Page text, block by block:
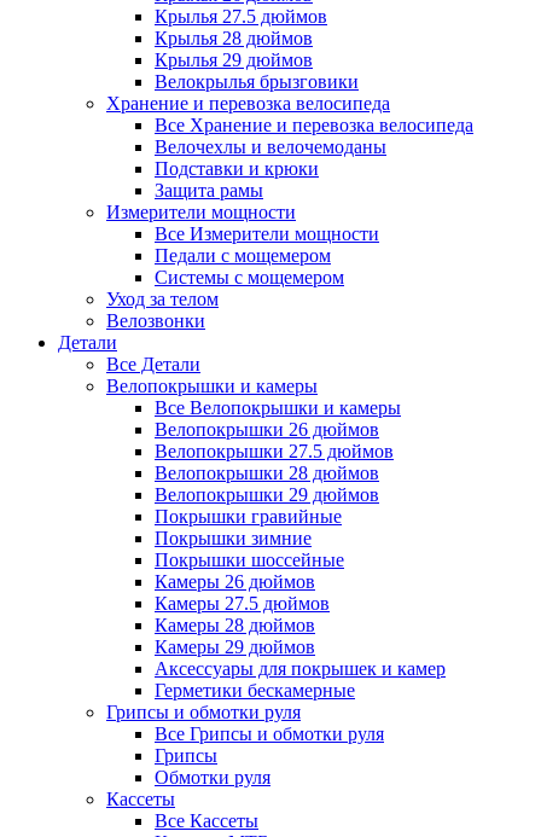
Крылья 27.5 дюймов
Крылья 28 дюймов
Крылья 29 дюймов
Велокрылья брызговики
Хранение и перевозка велосипеда
Все Хранение и перевозка велосипеда
Велочехлы и велочемоданы
Подставки и крюки
Защита рамы
Измерители мощности
Все Измерители мощности
Педали с мощемером
Системы с мощемером
Уход за телом
Велозвонки
Детали
Все Детали
Велопокрышки и камеры
Все Велопокрышки и камеры
Велопокрышки 26 дюймов
Велопокрышки 27.5 дюймов
Велопокрышки 28 дюймов
Велопокрышки 29 дюймов
Покрышки гравийные
Покрышки зимние
Покрышки шоссейные
Камеры 26 дюймов
Камеры 27.5 дюймов
Камеры 28 дюймов
Камеры 29 дюймов
Аксессуары для покрышек и камер
Герметики бескамерные
Грипсы и обмотки руля
Все Грипсы и обмотки руля
Грипсы
Обмотки руля
Кассеты
Все Кассеты